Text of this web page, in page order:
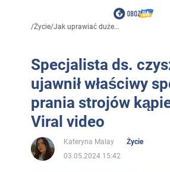
/Życie/Jak uprawiać duże...
Specjalista ds.
ujawnił właściwy
prania strojów
Viral video
Kateryna Malay
Życie
03.05.2024 15:42